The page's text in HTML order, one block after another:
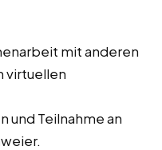
mit anderen
virtuellen
und Teilnahme an